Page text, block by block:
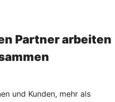
Partner arbeiten
und Kunden, mehr als